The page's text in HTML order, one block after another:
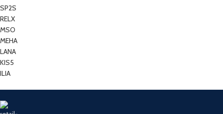
SP2S
RELX
MSO
MEHA
LANA
KIS5
ILIA